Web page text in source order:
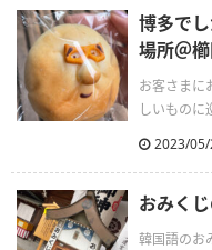
博多で
場所＠
お客さまに
しいものに
2023/
おみく
韓国語のお